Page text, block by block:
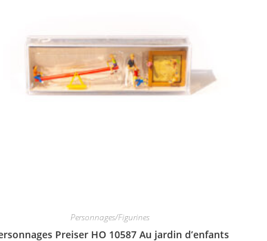
Personnages/Figurines
Preiser HO 10587 Au jardin d’enfants